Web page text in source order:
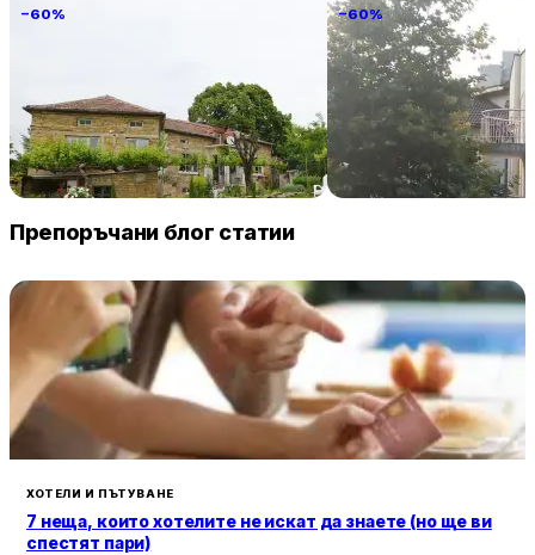
−60%
Villa Vin Santo
Винарово 89 € / нощувка
−60%
Familia Fantastiko
Китен 60
Препоръчани блог статии
ХОТЕЛИ И ПЪТУВАНЕ
7 неща, които хотелите не искат да знаете (но ще ви
спестят пари)